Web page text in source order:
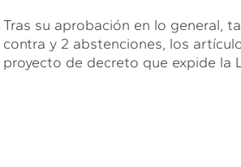
Tras su aprobación en lo general,
contra y 2 abstenciones, los
proyecto de decreto que expide la